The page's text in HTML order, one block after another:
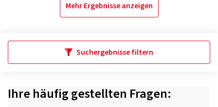
Mehr Ergebnisse anzeigen
Suchergebnisse filtern
Ihre häufig gestellten Fragen: